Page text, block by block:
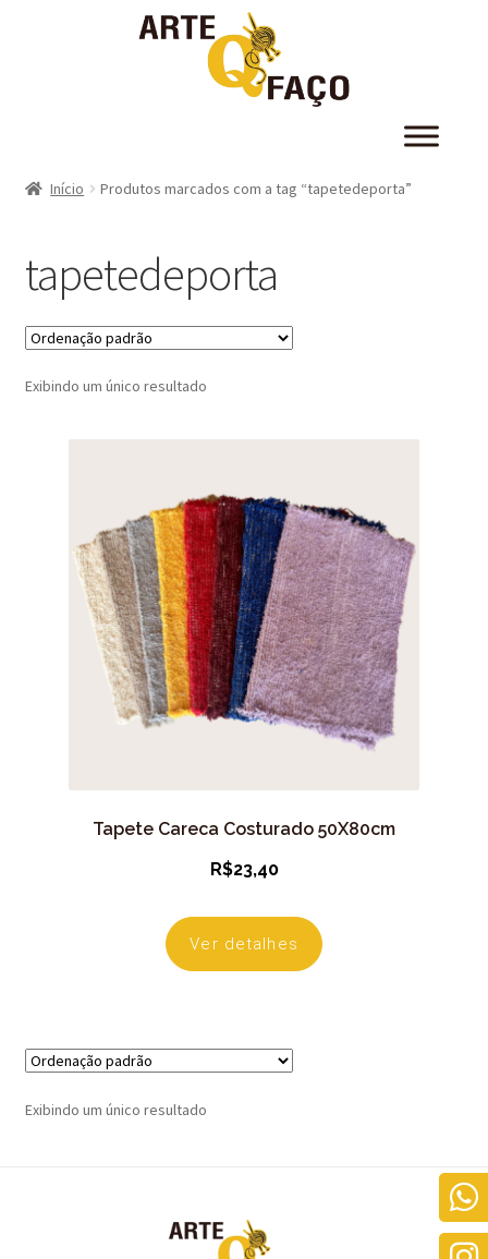
Início Produtos marcados com a tag “tapetedeporta”
tapetedeporta
Exibindo um único resultado
Tapete Careca Costurado 50X80cm
R$23,40
Ver detalhes
Exibindo um único resultado